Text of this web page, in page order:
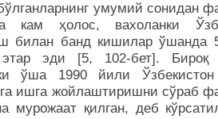
умумий сонидан
кам ҳолос, вахоланки
билан банд кишилар ўшанда
эди [5, 102-бет]. Бироқ
ўша 1990 йили
ишга жойлаштиришни сўраб
мурожаат қилган, деб